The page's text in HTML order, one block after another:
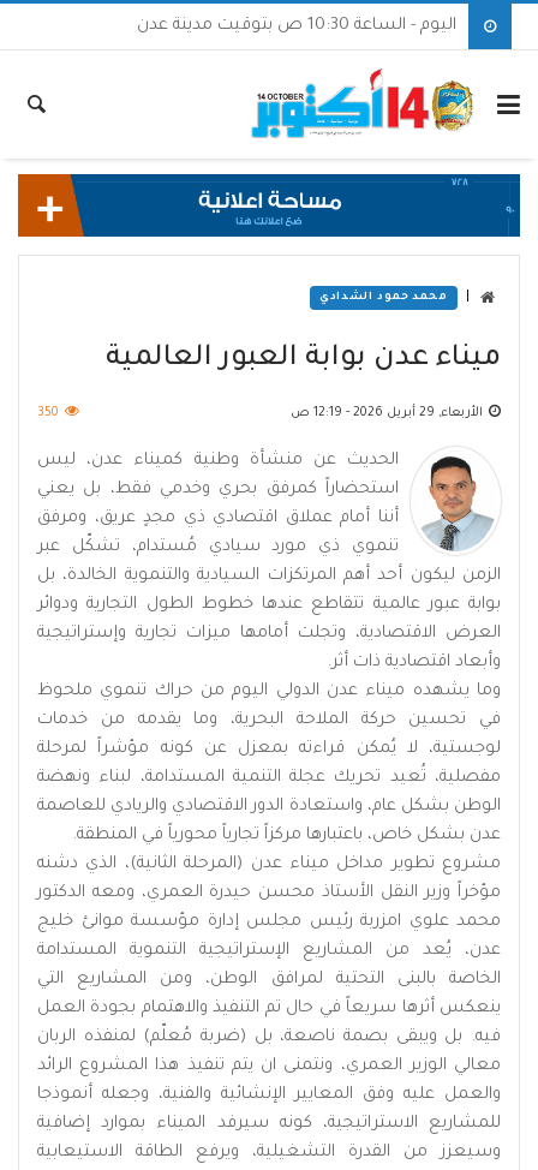
اليوم - الساعة 10:30 ص بتوقيت مدينة عدن
محمد حمود الشدادي
ميناء عدن بوابة العبور العالمية
الأربعاء, 29 أبريل 2026 - 12:19 ص 350
الحديث عن منشأة وطنية كميناء عدن، ليس
استحضاراً كمرفق بحري وخدمي فقط، بل يعني
أننا أمام عملاق اقتصادي ذي مجدٍ عريق، ومرفق
تنموي ذي مورد سيادي مُستدام، تشكّل عبر
الزمن ليكون أحد أهم المرتكزات السيادية والتنموية الخالدة، بل
بوابة عبور عالمية تتقاطع عندها خطوط الطول التجارية ودوائر
العرض الاقتصادية، وتجلت أمامها ميزات تجارية وإستراتيجية
وأبعاد اقتصادية ذات أثر.
وما يشهده ميناء عدن الدولي اليوم من حراك تنموي ملحوظ
في تحسين حركة الملاحة البحرية، وما يقدمه من خدمات
لوجستية، لا يُمكن قراءته بمعزل عن كونه مؤشراً لمرحلة
مفصلية، تُعيد تحريك عجلة التنمية المستدامة، لبناء ونهضة
الوطن بشكل عام، واستعادة الدور الاقتصادي والريادي للعاصمة
عدن بشكل خاص، باعتبارها مركزاً تجارياً محورياً في المنطقة.
مشروع تطوير مداخل ميناء عدن (المرحلة الثانية)، الذي دشنه
مؤخراً وزير النقل الأستاذ محسن حيدرة العمري، ومعه الدكتور
محمد علوي امزربة رئيس مجلس إدارة مؤسسة موانئ خليج
عدن، يُعد من المشاريع الإستراتيجية التنموية المستدامة
الخاصة بالبنى التحتية لمرافق الوطن، ومن المشاريع التي
ينعكس أثرها سريعاً في حال تم التنفيذ والاهتمام بجودة العمل
فيه. بل ويبقى بصمة ناصعة، بل (ضربة مُعلّم) لمنفذه الربان
معالي الوزير العمري، ونتمنى ان يتم تنفيذ هذا المشروع الرائد
والعمل عليه وفق المعايير الإنشائية والفنية، وجعله أنموذجا
للمشاريع الاستراتيجية، كونه سيرفد الميناء بموارد إضافية
وسيعزز من القدرة التشغيلية، ويرفع الطاقة الاستيعابية